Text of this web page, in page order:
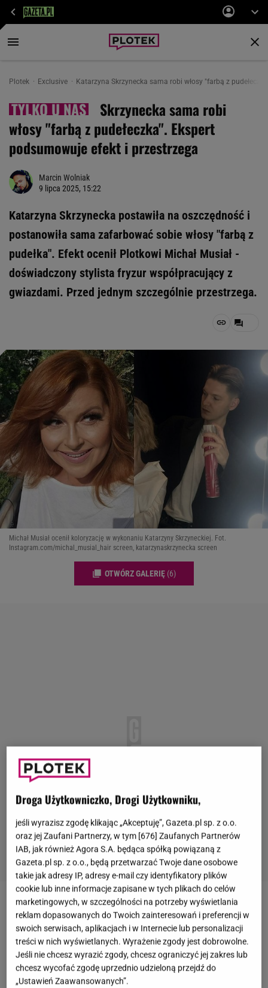
Plotek Exclusive Katarzyna Skrzynecka sama robi włosy "farbą z
Skrzynecka sama robi
włosy "farbą z pudełeczka". Ekspert
podsumowuje efekt i przestrzega
Marcin Wolniak
9 lipca 2025, 15:22
Katarzyna Skrzynecka postawiła na oszczędność i
postanowiła sama zafarbować sobie włosy "farbą z
pudełka". Efekt ocenił Plotkowi Michał Musiał -
doświadczony stylista fryzur współpracujący z
gwiazdami. Przed jednym szczególnie przestrzega.
Michał Musiał ocenił koloryzację w wykonaniu Katarzyny Skrzyneckiej. Fot.
Instagram.com/michal_musial_hair screen, katarzynaskrzynecka screen
OTWÓRZ GALERIĘ (6)
Katarzyna Skrzyneckapostanowiła zmienić kolor
włosówna lato i pochwaliła się efektem na
Instagramie. Aktorka poinformowała fanów, że
sama zrobiła sobie koloryzację. Czy jednak wiążą się
z tym jakieś zagrożenia dla kondycji włosów? O
Droga Użytkowniczko, Drogi Użytkowniku,
jeśli wyrazisz zgodę klikając „Akceptuję”, Gazeta.pl sp. z o.o.
oraz jej Zaufani Partnerzy, w tym [676] Zaufanych Partnerów
IAB, jak również Agora S.A. będąca spółką powiązaną z
Gazeta.pl sp. z o.o., będą przetwarzać Twoje dane osobowe
takie jak adresy IP, adresy e-mail czy identyfikatory plików
cookie lub inne informacje zapisane w tych plikach do celów
marketingowych, w szczególności na potrzeby wyświetlania
reklam dopasowanych do Twoich zainteresowań i preferencji w
swoich serwisach, aplikacjach i w Internecie lub personalizacji
treści w nich wyświetlanych. Wyrażenie zgody jest dobrowolne.
Jeśli nie chcesz wyrazić zgody, chcesz ograniczyć jej zakres lub
chcesz wycofać zgodę uprzednio udzieloną przejdź do
„Ustawień Zaawansowanych”.